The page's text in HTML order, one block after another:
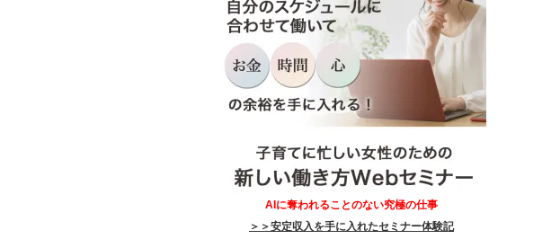
AIに奪われることのない究極の仕事
＞＞安定収入を手に入れたセミナー体験記